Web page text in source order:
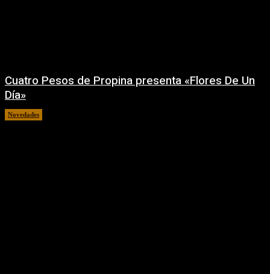
Cuatro Pesos de Propina presenta «Flores De Un
Día»
Novedades